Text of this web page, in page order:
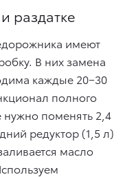
раздатке
имеют
В них замена
каждые 20−30
полного
нужно поменять 2,4
редуктор (1,5 л)
масло